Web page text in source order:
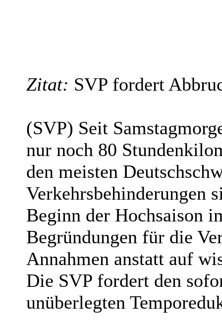
Zitat: SVP fordert
(SVP) Seit
nur noch 80
den meisten
Verkehrsbehinderungen
Beginn der Hochsaison
Begründungen für die
Annahmen anstatt auf
Die SVP fordert den
unüberlegten